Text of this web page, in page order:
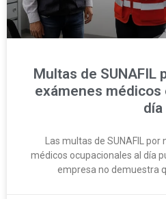
Multas de SUNAFIL
exámenes médicos
día
Las multas de SUNAFIL
médicos ocupacionales al día
empresa no demuestra